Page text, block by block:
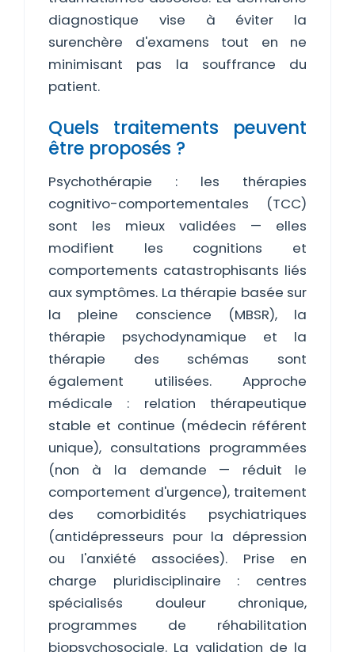
diagnostique vise à éviter la
surenchère d'examens tout en ne
minimisant pas la souffrance du
patient.
Quels traitements peuvent
être proposés ?
Psychothérapie : les thérapies
cognitivo-comportementales (TCC)
sont les mieux validées — elles
modifient les cognitions et
comportements catastrophisants liés
aux symptômes. La thérapie basée sur
la pleine conscience (MBSR), la
thérapie psychodynamique et la
thérapie des schémas sont
également utilisées. Approche
médicale : relation thérapeutique
stable et continue (médecin référent
unique), consultations programmées
(non à la demande — réduit le
comportement d'urgence), traitement
des comorbidités psychiatriques
(antidépresseurs pour la dépression
ou l'anxiété associées). Prise en
charge pluridisciplinaire : centres
spécialisés douleur chronique,
programmes de réhabilitation
biopsychosociale. La validation de la